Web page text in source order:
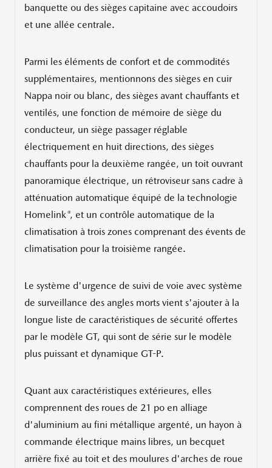
banquette ou des sièges capitaine avec accoudoirs
et une allée centrale.
Parmi les éléments de confort et de commodités
supplémentaires, mentionnons des sièges en cuir
Nappa noir ou blanc, des sièges avant chauffants et
ventilés, une fonction de mémoire de siège du
conducteur, un siège passager réglable
électriquement en huit directions, des sièges
chauffants pour la deuxième rangée, un toit ouvrant
panoramique électrique, un rétroviseur sans cadre à
atténuation automatique équipé de la technologie
Homelink®, et un contrôle automatique de la
climatisation à trois zones comprenant des évents de
climatisation pour la troisième rangée.
Le système d'urgence de suivi de voie avec système
de surveillance des angles morts vient s'ajouter à la
longue liste de caractéristiques de sécurité offertes
par le modèle GT, qui sont de série sur le modèle
plus puissant et dynamique GT-P.
Quant aux caractéristiques extérieures, elles
comprennent des roues de 21 po en alliage
d'aluminium au fini métallique argenté, un hayon à
commande électrique mains libres, un becquet
arrière fixé au toit et des moulures d'arches de roue